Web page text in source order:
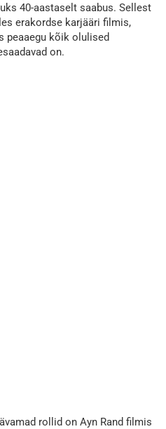
40-aastaselt saabus. Sellest
erakordse karjääri filmis,
peaaegu kõik olulised
on.
rollid on Ayn Rand filmis